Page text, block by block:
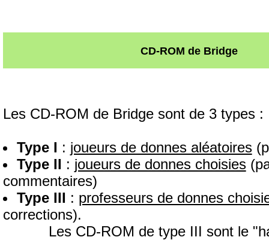
CD-ROM de Bridge
Les CD-ROM de Bridge sont de 3 types :
Type I : joueurs de donnes aléatoires
Type II : joueurs de donnes choisies
commentaires)
Type III : professeurs de donnes
corrections).
Les CD-ROM de type III sont le